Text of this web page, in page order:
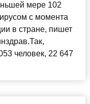
мере 102
с момента
в стране, пишет
человек, 22 647